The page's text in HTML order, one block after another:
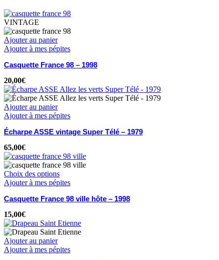
VINTAGE
Ajouter au panier
Ajouter à mes pépites
Casquette France 98 – 1998
20,00€
Ajouter au panier
Ajouter à mes pépites
Écharpe ASSE vintage Super Télé – 1979
65,00€
Choix des options
Ajouter à mes pépites
Casquette France 98 ville hôte – 1998
15,00€
Ajouter au panier
Ajouter à mes pépites